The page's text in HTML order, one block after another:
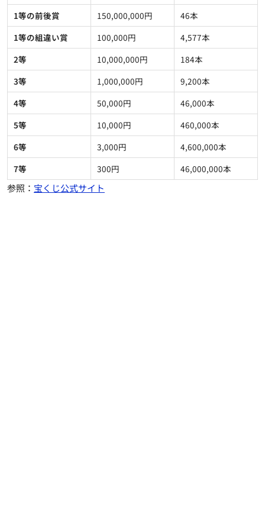
1等の前後賞
150,000,000円
46本
1等の組違い賞
100,000円
4,577本
2等
10,000,000円
184本
3等
1,000,000円
9,200本
4等
50,000円
46,000本
5等
10,000円
460,000本
6等
3,000円
4,600,000本
7等
300円 46,000,000本
参照： 宝くじ公式サイト